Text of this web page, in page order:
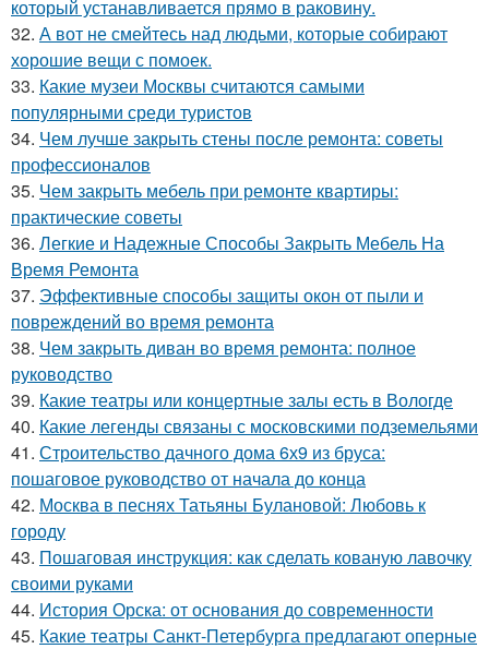
который устанавливается прямо в раковину.
32. А вот не смейтесь над людьми, которые собирают
хорошие вещи с помоек.
33. Какие музеи Москвы считаются самыми
популярными среди туристов
34. Чем лучше закрыть стены после ремонта: советы
профессионалов
35. Чем закрыть мебель при ремонте квартиры:
практические советы
36. Легкие и Надежные Способы Закрыть Мебель На
Время Ремонта
37. Эффективные способы защиты окон от пыли и
повреждений во время ремонта
38. Чем закрыть диван во время ремонта: полное
руководство
39. Какие театры или концертные залы есть в Вологде
40. Какие легенды связаны с московскими подземельями
41. Строительство дачного дома 6х9 из бруса:
пошаговое руководство от начала до конца
42. Москва в песнях Татьяны Булановой: Любовь к
городу
43. Пошаговая инструкция: как сделать кованую лавочку
своими руками
44. История Орска: от основания до современности
45. Какие театры Санкт-Петербурга предлагают оперные